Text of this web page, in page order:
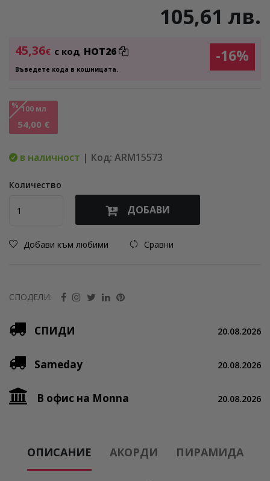
105,61 лв.
45,36€ с код HOT26
Въведете кода в кошницата.
-16%
% 100 мл
54,00 €
в наличност | Код: ARM15573
Количество
ДОБАВИ
Добави към любими Сравни
СПОДЕЛИ:
СПИДИ 20.08.2026
Sameday 20.08.2026
В офис на Monna 20.08.2026
ОПИСАНИЕ АКОРДИ ПИРАМИДА